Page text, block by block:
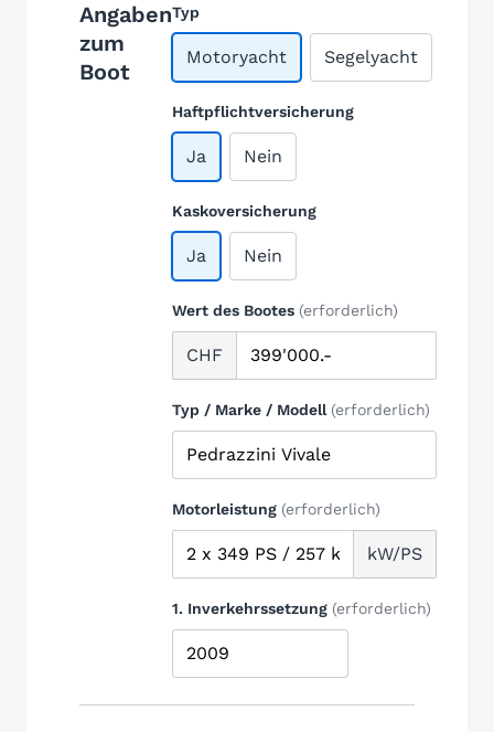
Angaben
zum
Boot
Typ
Motoryacht Segelyacht
Haftpflichtversicherung
Ja Nein
Kaskoversicherung
Ja Nein
Wert des Bootes (erforderlich)
CHF
Typ / Marke / Modell (erforderlich)
Motorleistung (erforderlich)
kW/PS
1. Inverkehrssetzung (erforderlich)